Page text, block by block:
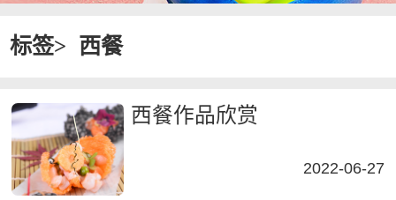
标签> 西餐
西餐作品欣赏
2022-06-27